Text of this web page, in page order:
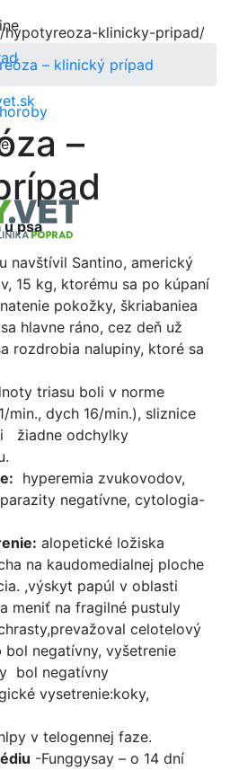
klinicky-pripad/
– klinický prípad
–
u psa
navštívil Santino, americký
15 kg, ktorému sa po kúpaní
pokožky, škriabaniea
hlavne ráno, cez deň už
rozdrobia nalupiny, ktoré sa
triasu boli v norme
min., dych 16/min.), sliznice
žiadne odchylky
hyperemia zvukovodov,
negatívne, cytologia-
alopetické ložiska
na kaudomedialnej ploche
,výskyt papúl v oblasti
meniť na fragilné pustuly
celotelový
negatívny, vyšetrenie
bol negatívny
vysetrenie:koky,
v telogennej faze.
-Funggysay – o 14 dní